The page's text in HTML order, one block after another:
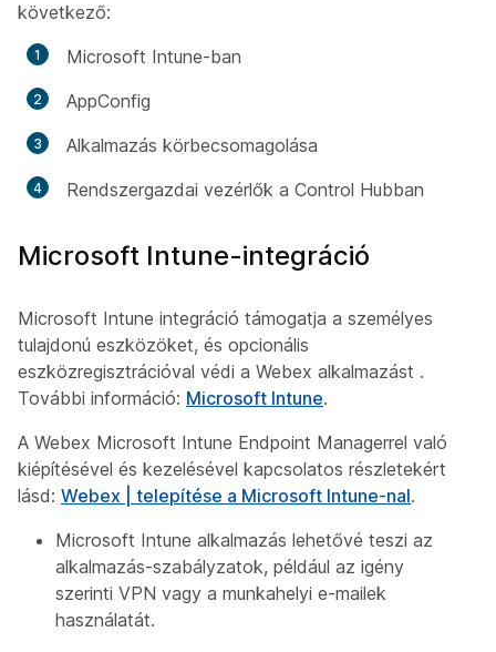
következő:
Microsoft Intune-ban
AppConfig
Alkalmazás körbecsomagolása
Rendszergazdai vezérlők a Control Hubban
Microsoft Intune-integráció
Microsoft Intune integráció támogatja a személyes
tulajdonú eszközöket, és opcionális
eszközregisztrációval védi a Webex alkalmazást .
További információ: Microsoft Intune.
A Webex Microsoft Intune Endpoint Managerrel való
kiépítésével és kezelésével kapcsolatos részletekért
lásd: Webex | telepítése a Microsoft Intune-nal.
Microsoft Intune alkalmazás lehetővé teszi az
alkalmazás-szabályzatok, például az igény
szerinti VPN vagy a munkahelyi e-mailek
használatát.